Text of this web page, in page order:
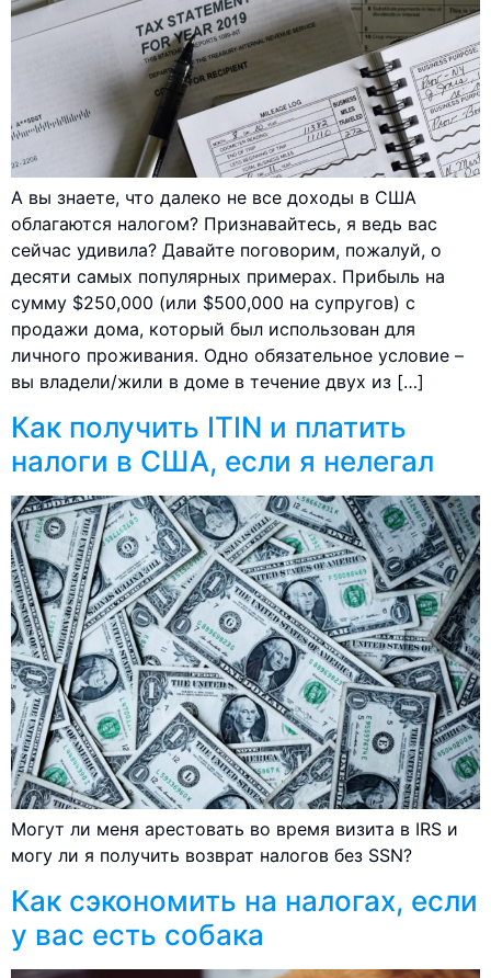
А вы знаете, что далеко не все доходы в США
облагаются налогом? Признавайтесь, я ведь вас
сейчас удивила? Давайте поговорим, пожалуй, о
десяти самых популярных примерах. Прибыль на
сумму $250,000 (или $500,000 на супругов) с
продажи дома, который был использован для
личного проживания. Одно обязательное условие –
вы владели/жили в доме в течение двух из […]
Как получить ITIN и платить
налоги в США, если я нелегал
Могут ли меня арестовать во время визита в IRS и
могу ли я получить возврат налогов без SSN?
Как сэкономить на налогах, если
у вас есть собака